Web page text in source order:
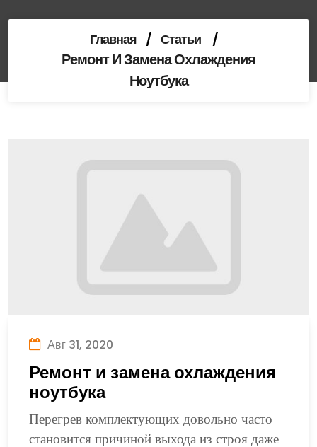
Главная / Статьи /
Ремонт И Замена Охлаждения
Ноутбука
Авг 31, 2020
Ремонт и замена охлаждения
ноутбука
Перегрев комплектующих довольно часто
становится причиной выхода из строя даже